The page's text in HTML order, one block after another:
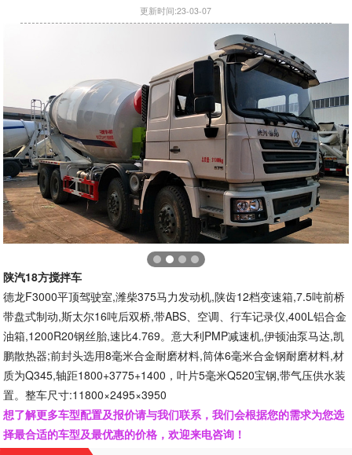
更新时间:23-03-07
陕汽18方搅拌车
德龙F3000平顶驾驶室,潍柴375马力发动机,陕齿12档变速箱,7.5吨前桥
带盘式制动,斯太尔16吨后双桥,带ABS、空调、行车记录仪,400L铝合金
油箱,1200R20钢丝胎,速比4.769。意大利PMP减速机,伊顿油泵马达,凯
鹏散热器;前封头选用8毫米合金耐磨材料,筒体6毫米合金钢耐磨材料,材
质为Q345,轴距1800+3775+1400，叶片5毫米Q520宝钢,带气压供水装
置。整车尺寸:11800×2495×3950
想了解更多车型配置及报价请与我们联系，我们会根据您的需求为您选
择最合适的车型及最优惠的价格，欢迎来电咨询！